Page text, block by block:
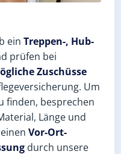
ein Treppen-, Hub-
prüfen bei
Zuschüsse
Um
finden, besprechen
Länge und
Vor-Ort-
durch unsere